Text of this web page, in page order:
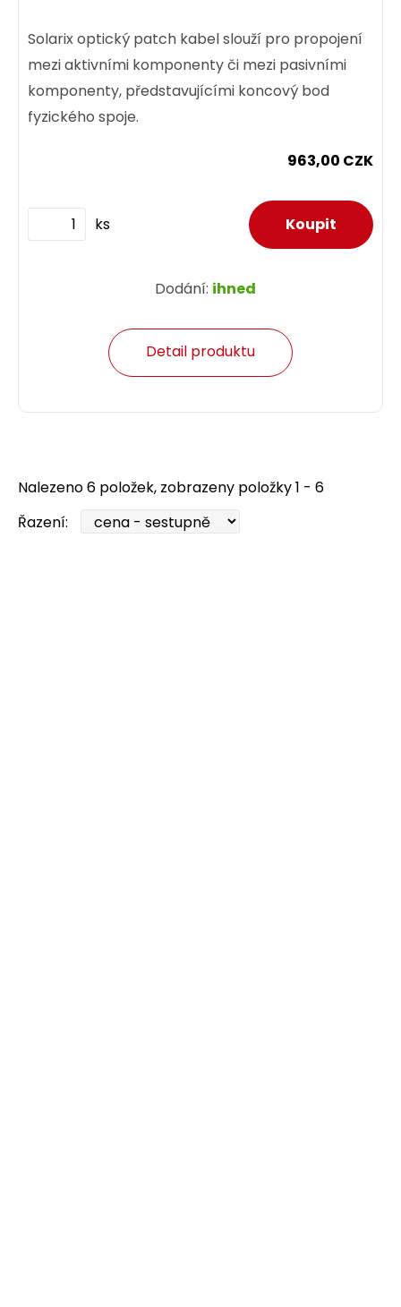
Solarix optický patch kabel slouží pro propojení
mezi aktivními komponenty či mezi pasivními
komponenty, představujícími koncový bod
fyzického spoje.
963,00 CZK
ks
Dodání: ihned
Detail produktu
Nalezeno 6 položek, zobrazeny položky 1 - 6
Řazení: